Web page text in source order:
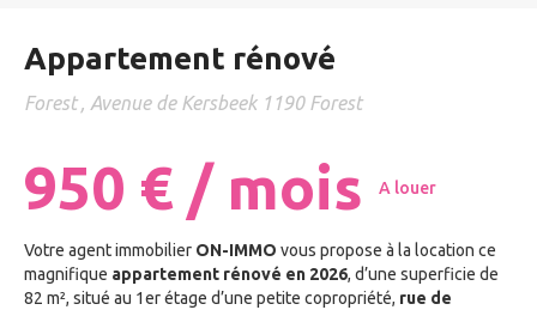
Appartement rénové
Forest , Avenue de Kersbeek 1190 Forest
950 € / mois A louer
Votre agent immobilier ON-IMMO vous propose à la location ce
magnifique appartement rénové en 2026, d’une superficie de
82 m², situé au 1er étage d’une petite copropriété, rue de